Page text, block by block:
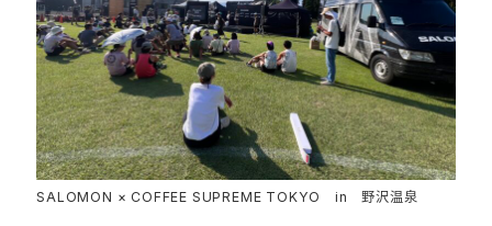
SALOMON × COFFEE SUPREME TOKYO in 野沢温泉